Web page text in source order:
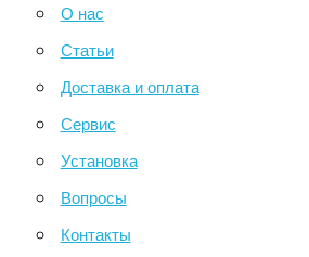
О нас
Статьи
Доставка и оплата
Сервис
Установка
Вопросы
Контакты